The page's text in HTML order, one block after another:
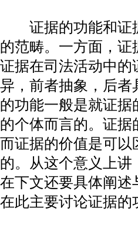
证据的功能和证
的范畴。一方面，
证据在司法活动中
异，前者抽象，后
的功能一般是就证
的个体而言的。证
而证据的价值是可
的。从这个意义上
在下文还要具体阐
在此主要讨论证据的